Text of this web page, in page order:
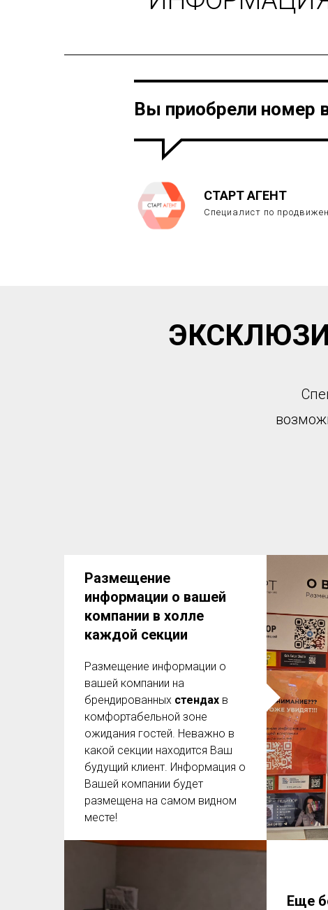
Вы приобрели номер
СТАРТ АГЕНТ
Специалист по
Размещение
информации о вашей
компании в холле
каждой секции
Размещение информации о
вашей компании на
брендированных стендах в
комфортабельной зоне
ожидания гостей. Неважно в
какой секции находится Ваш
будущий клиент. Информация о
Вашей компании будет
размещена на самом видном
месте!
Еще